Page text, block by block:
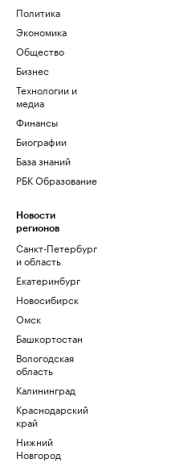
Политика
Экономика
Общество
Бизнес
Технологии и
медиа
Финансы
Биографии
База знаний
РБК Образование
Новости
регионов
Санкт-Петербург
и область
Екатеринбург
Новосибирск
Омск
Башкортостан
Вологодская
область
Калининград
Краснодарский
край
Нижний
Новгород